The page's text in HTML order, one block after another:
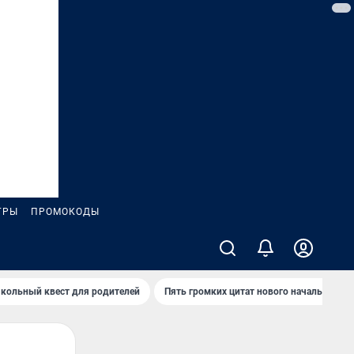
ПРОМОКОДЫ
квест для родителей Пять громких цитат нового начальника